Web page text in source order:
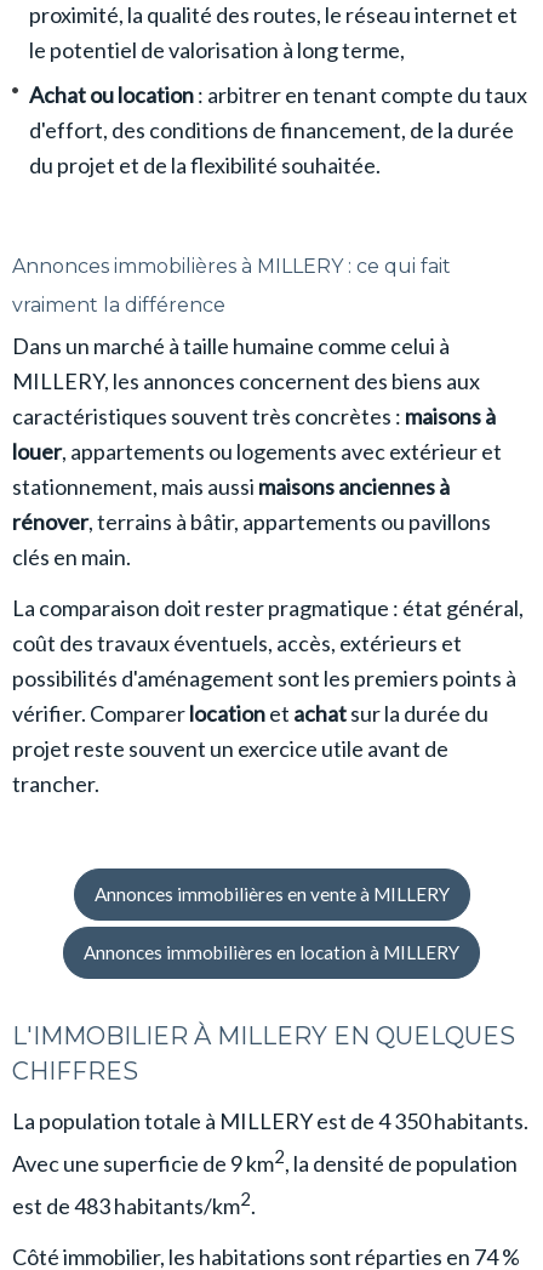
proximité, la qualité des routes, le réseau internet et
le potentiel de valorisation à long terme,
Achat ou location: arbitrer en tenant compte du taux
d'effort, des conditions de financement, de la durée
du projet et de la flexibilité souhaitée.
Annonces immobilières à MILLERY : ce qui fait
vraiment la différence
Dans un marché à taille humaine comme celui à
MILLERY, les annonces concernent des biens aux
caractéristiques souvent très concrètes : maisons à
louer, appartements ou logements avec extérieur et
stationnement, mais aussi maisons anciennes à
rénover, terrains à bâtir, appartements ou pavillons
clés en main.
La comparaison doit rester pragmatique : état général,
coût des travaux éventuels, accès, extérieurs et
possibilités d'aménagement sont les premiers points à
vérifier. Comparerlocationet achatsur la durée du
projet reste souvent un exercice utile avant de
trancher.
Annonces immobilières en vente à MILLERY
Annonces immobilières en location à MILLERY
L'IMMOBILIER À MILLERY EN QUELQUES
CHIFFRES
La population totale à MILLERY est de 4 350 habitants.
Avec une superficie de 9 km2, la densité de population
est de 483 habitants/km2.
Côté immobilier, les habitations sont réparties en 74 %